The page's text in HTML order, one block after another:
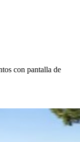
con pantalla de